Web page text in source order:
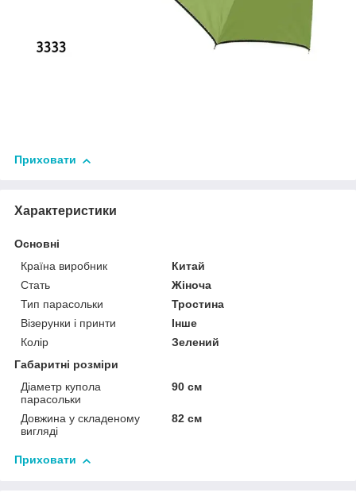
Приховати
Характеристики
Основні
Країна виробник
Китай
Стать
Жіноча
Тип парасольки
Тростина
Візерунки і принти
Інше
Колір
Зелений
Габаритні розміри
Діаметр купола
парасольки
90 см
Довжина у складеному
вигляді
82 см
Приховати